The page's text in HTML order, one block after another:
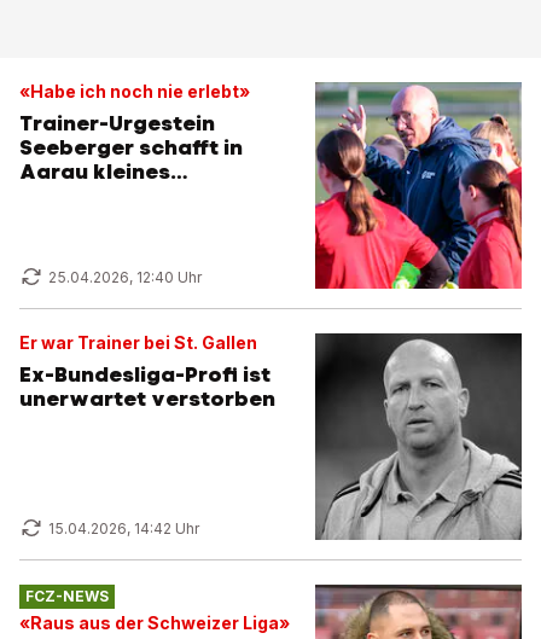
«Habe ich noch nie erlebt»
Trainer-Urgestein
Seeberger schafft in
Aarau kleines
25.04.2026, 12:40 Uhr
Er war Trainer bei St. Gallen
Ex-Bundesliga-Profi ist
unerwartet verstorben
15.04.2026, 14:42 Uhr
FCZ-NEWS
«Raus aus der Schweizer Liga»